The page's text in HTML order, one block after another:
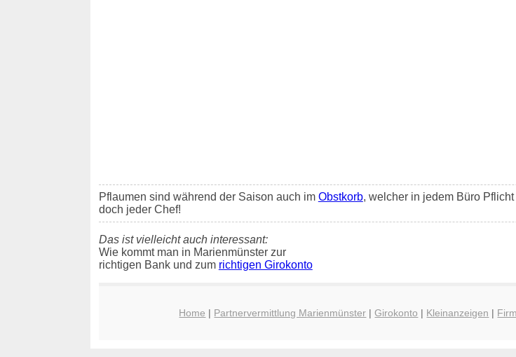
Pflaumen sind während der Saison auch im Obstkorb, welcher in jedem Büro
doch jeder Chef!
Das ist vielleicht auch interessant:
Wie kommt man in Marienmünster zur
richtigen Bank und zum richtigen Girokonto
Home | Partnervermittlung Marienmünster |Girokonto | Kleinanzeigen |